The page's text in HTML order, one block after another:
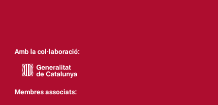
Amb la col·laboració:
Membres associats: